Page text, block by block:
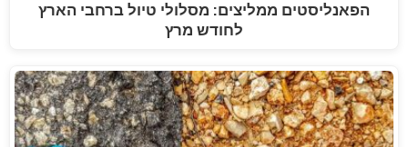
הפאנליסטים ממליצים: מסלולי טיול ברחבי הארץ
לחודש מרץ